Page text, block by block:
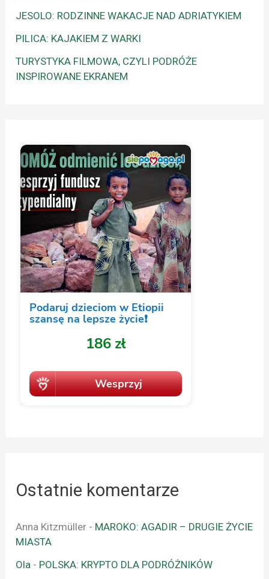
JESOLO: RODZINNE WAKACJE NAD ADRIATYKIEM
PILICA: KAJAKIEM Z WARKI
TURYSTYKA FILMOWA, CZYLI PODRÓŻE
INSPIROWANE EKRANEM
Ostatnie komentarze
Anna Kitzmüller - MAROKO: AGADIR – DRUGIE ŻYCIE
MIASTA
Ola - POLSKA: KRYPTO DLA PODRÓŻNIKÓW